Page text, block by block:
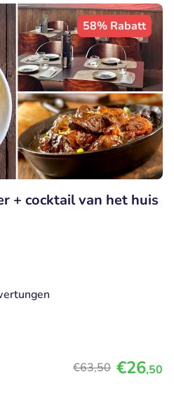
58% Rabatt
+ cocktail van het huis
€63,50 €26,50